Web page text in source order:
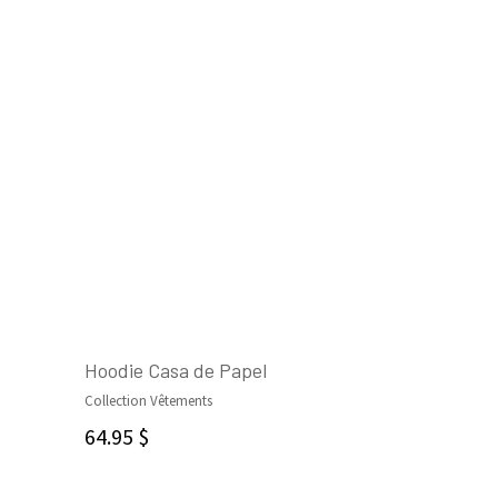
Hoodie Casa de Papel
Collection Vêtements
64.95 $